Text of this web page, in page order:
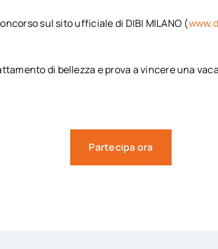
sul sito ufficiale di DIBI MILANO (
di bellezza e prova a vincere una
Partecipa ora